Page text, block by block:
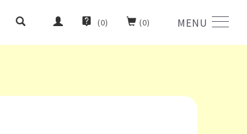
MENU
(0)
(0)